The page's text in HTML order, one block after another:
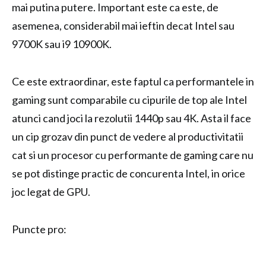
mai putina putere. Important este ca este, de
asemenea, considerabil mai ieftin decat Intel sau
9700K sau i9 10900K.
Ce este extraordinar, este faptul ca performantele in
gaming sunt comparabile cu cipurile de top ale Intel
atunci cand joci la rezolutii 1440p sau 4K. Asta il face
un cip grozav din punct de vedere al productivitatii
cat si un procesor cu performante de gaming care nu
se pot distinge practic de concurenta Intel, in orice
joc legat de GPU.
Puncte pro: